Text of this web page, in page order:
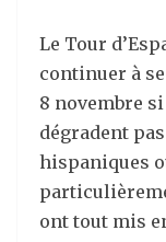
Le Tour
continuer à
8 novembre
dégradent
hispaniques
ont tout mis